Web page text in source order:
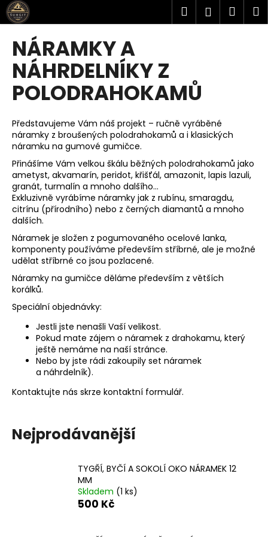
Přejít
na
obsah
Hledat
NÁRAMKY A
NÁHRDELNÍKY Z
POLODRAHOKAMŮ
Představujeme Vám náš projekt – ručně vyráběné
náramky z broušených polodrahokamů a i klasických
náramku na gumové gumičce.
Přinášíme Vám velkou škálu běžných polodrahokamů jako
ametyst, akvamarín, peridot, křišťál, amazonit, lapis lazuli,
granát, turmalín a mnoho dalšího...
Exkluzivně vyrábíme náramky jak z rubínu, smaragdu,
citrínu (přírodního) nebo z černých diamantů a mnoho
dalších.
Náramek je složen z pogumovaného ocelové lanka,
komponenty používáme především stříbrné, ale je možné
udělat stříbrné co jsou pozlacené.
Náramky na gumičce děláme především z větších
korálků.
Speciální objednávky:
Jestli jste nenašli Vaší velikost.
Pokud mate zájem o náramek z drahokamu, který
ještě nemáme na naší stránce.
Nebo by jste rádi zakoupily set náramek
a náhrdelník).
Kontaktujte nás skrze kontaktní formulář.
Nejprodávanější
TYGŘÍ, BYČÍ A SOKOLÍ OKO NÁRAMEK 12
MM
Skladem (1 ks)
500 Kč
K
o
C
o
p
t
ř
e
b
u
j
e
t
e
n
a
j
í